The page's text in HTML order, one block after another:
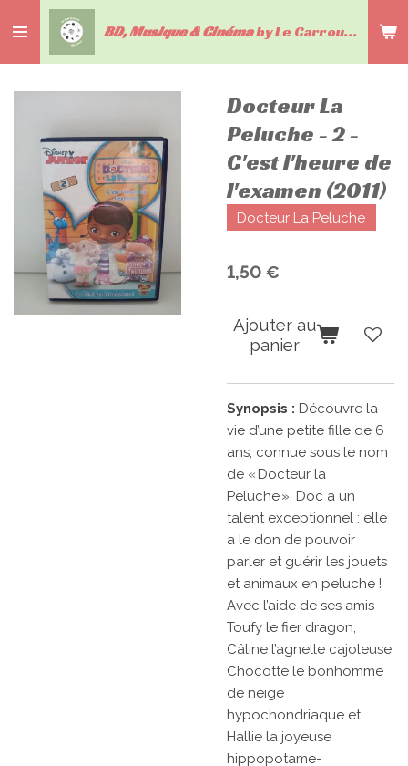
au
contenu
BD, Musique & Cinémaby Le Carrousel du livre
Docteur La
Peluche - 2 -
C'est l'heure de
l'examen (2011)
Docteur La Peluche
1,50 €
Ajouter au
panier
Synopsis : Découvre la
vie d’une petite fille de 6
ans, connue sous le nom
de « Docteur la
Peluche ». Doc a un
talent exceptionnel : elle
a le don de pouvoir
parler et guérir les jouets
et animaux en peluche !
Avec l’aide de ses amis
Toufy le fier dragon,
Câline l’agnelle cajoleuse,
Chocotte le bonhomme
de neige
hypochondriaque et
Hallie la joyeuse
hippopotame-